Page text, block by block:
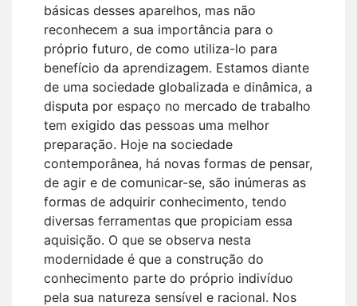
básicas desses aparelhos, mas não
reconhecem a sua importância para o
próprio futuro, de como utiliza-lo para
benefício da aprendizagem. Estamos diante
de uma sociedade globalizada e dinâmica, a
disputa por espaço no mercado de trabalho
tem exigido das pessoas uma melhor
preparação. Hoje na sociedade
contemporânea, há novas formas de pensar,
de agir e de comunicar-se, são inúmeras as
formas de adquirir conhecimento, tendo
diversas ferramentas que propiciam essa
aquisição. O que se observa nesta
modernidade é que a construção do
conhecimento parte do próprio indivíduo
pela sua natureza sensível e racional. Nos